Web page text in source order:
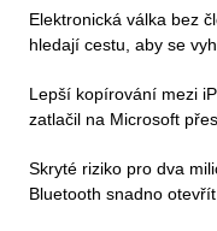
Elektronická válka bez
hledají cestu, aby se
Lepší kopírování mezi
zatlačil na Microsoft
Skryté riziko pro dva
Bluetooth snadno